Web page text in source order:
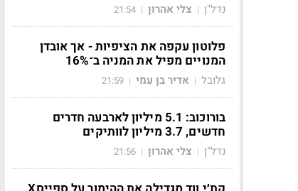
נדל"ן | צלי אהרון |
21:54
פלוטון עקפה את הציפיות - אך אובדן
המנויים מפיל את המניה ב־16%
גלובל | אדיר בן עמי |
21:59
בורוכוב: 5.1 מיליון לארבעה חדרים
חדשים, 3.7 מיליון לוותיקים
נדל"ן | צלי אהרון |
21:56